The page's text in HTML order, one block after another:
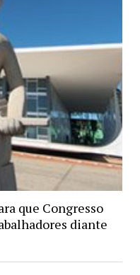
que Congresso
diante